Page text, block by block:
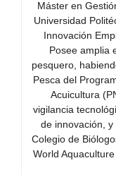
Máster en
Universidad
Innovación
Posee amplia
pesquero,
Pesca del
Acuicultura
vigilancia
de innovación,
Colegio de
World